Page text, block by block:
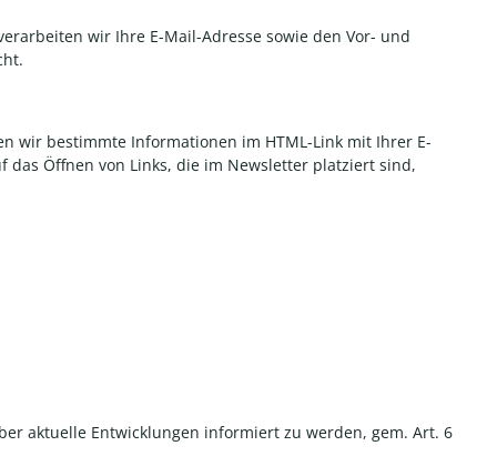
wir Ihre E-Mail-Adresse sowie den Vor- und
wir bestimmte Informationen im HTML-Link mit Ihrer E-
das Öffnen von Links, die im Newsletter platziert sind,
aktuelle Entwicklungen informiert zu werden, gem. Art. 6